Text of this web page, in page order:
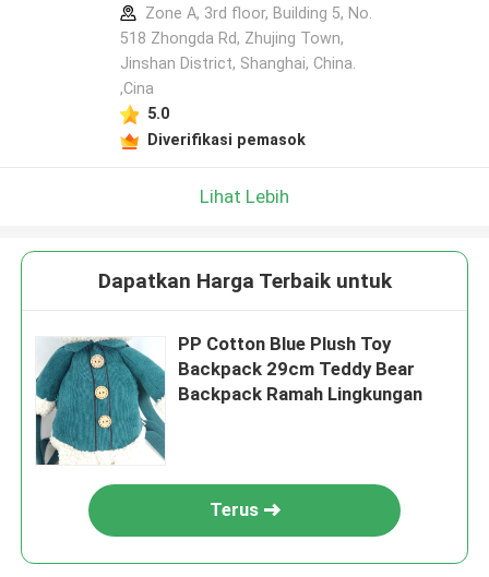
Zone A, 3rd floor, Building 5, No.
518 Zhongda Rd, Zhujing Town,
Jinshan District, Shanghai, China.
,Cina
5.0
Diverifikasi pemasok
Lihat Lebih
Dapatkan Harga Terbaik untuk
PP Cotton Blue Plush Toy
Backpack 29cm Teddy Bear
Backpack Ramah Lingkungan
Terus